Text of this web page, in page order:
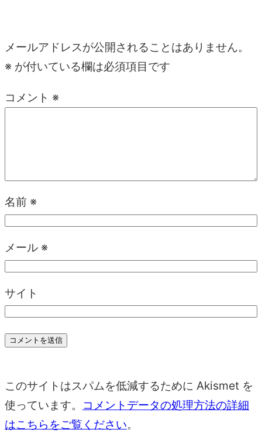
メールアドレスが公開されることはありません。
※ が付いている欄は必須項目です
コメント ※
名前 ※
メール ※
サイト
このサイトはスパムを低減するために Akismet を
使っています。
コメントデータの処理方法の詳細
はこちらをご覧ください。